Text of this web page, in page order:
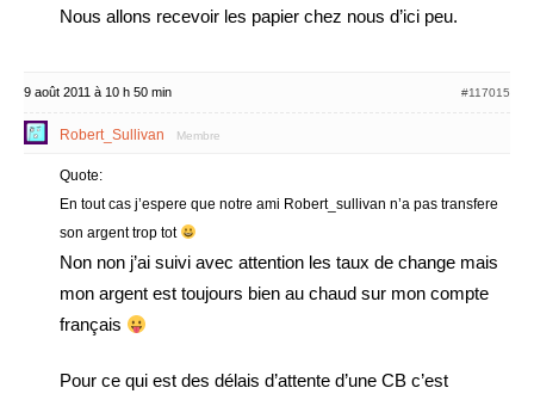
Nous allons recevoir les papier chez nous d’ici peu.
9 août 2011 à 10 h 50 min #117015
Robert_Sullivan Membre
Quote:
En tout cas j’espere que notre ami Robert_sullivan n’a pas transfere
son argent trop tot
Non non j’ai suivi avec attention les taux de change mais
mon argent est toujours bien au chaud sur mon compte
français
Pour ce qui est des délais d’attente d’une CB c’est